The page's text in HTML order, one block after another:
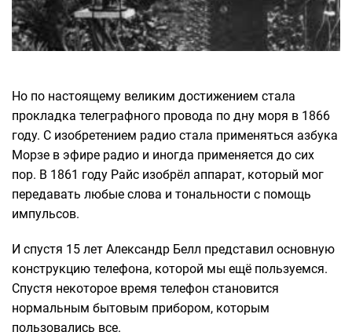
Но по настоящему великим достижением стала
прокладка телеграфного провода по дну моря в 1866
году. С изобретением радио стала применяться азбука
Морзе в эфире радио и иногда применяется до сих
пор. В 1861 году Райс изобрёл аппарат, который мог
передавать любые слова и тональности с помощь
импульсов.
И спустя 15 лет Александр Белл представил основную
конструкцию телефона, которой мы ещё пользуемся.
Спустя некоторое время телефон становится
нормальным бытовым прибором, которым
пользовались все.